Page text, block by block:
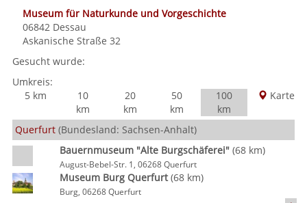
Museum für Naturkunde und Vorgeschichte
06842 Dessau
Askanische Straße 32
Gesucht wurde:
Umkreis:
5 km
10
km
20
km
50
km
100
km
Karte
Querfurt (Bundesland: Sachsen-Anhalt)
Bauernmuseum "Alte Burgschäferei"(68 km)
August-Bebel-Str. 1, 06268 Querfurt
Museum Burg Querfurt(68 km)
Burg, 06268 Querfurt